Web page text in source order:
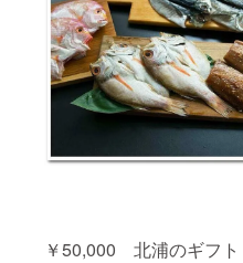
￥50,000 北浦のギフト